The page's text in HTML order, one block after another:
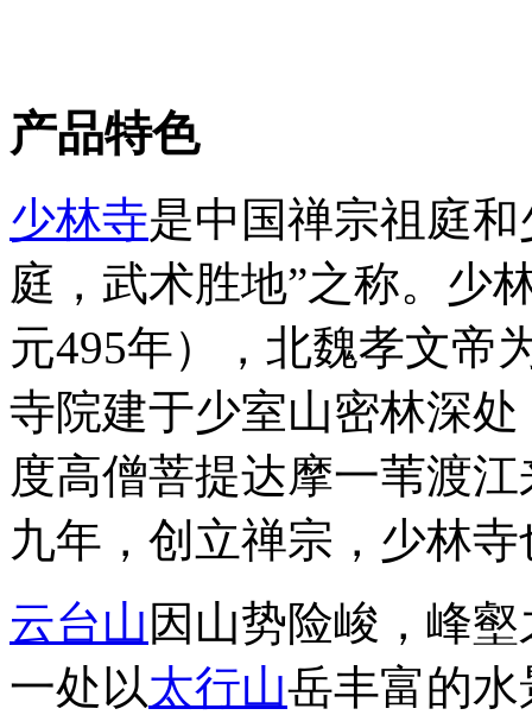
产品特色
少林寺是中国禅宗祖庭
庭，武术胜地”之称。少
元495年），北魏孝文帝
寺院建于少室山密林深
度高僧菩提达摩一苇渡江
九年，创立禅宗，少林
云台山 因山势险峻，峰
一处以太行山岳丰富的